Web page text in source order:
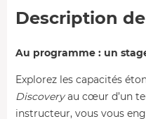
Description
Au programme : un
Explorez les capacités
Discoveryau cœur d’un
instructeur, vous vous